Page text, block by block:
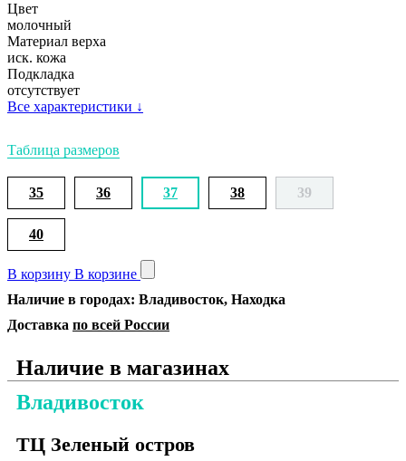
Цвет
молочный
Материал верха
иск. кожа
Подкладка
отсутствует
Все характеристики ↓
Таблица размеров
35 36 37 38 39
40
В корзину В корзине
Наличие в городах: Владивосток, Находка
Доставка по всей России
Наличие в магазинах
Владивосток
ТЦ Зеленый остров